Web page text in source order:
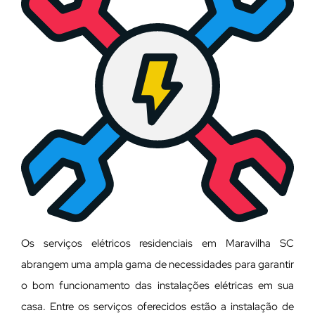
Os serviços elétricos residenciais em Maravilha SC
abrangem uma ampla gama de necessidades para garantir
o bom funcionamento das instalações elétricas em sua
casa. Entre os serviços oferecidos estão a instalação de